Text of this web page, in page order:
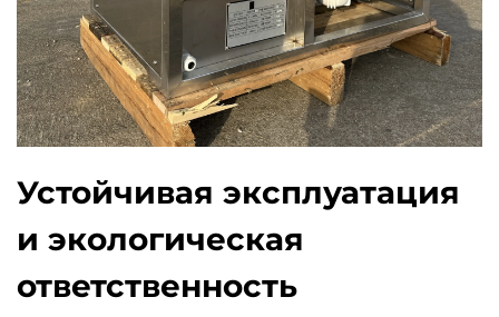
Устойчивая эксплуатация
и экологическая
ответственность